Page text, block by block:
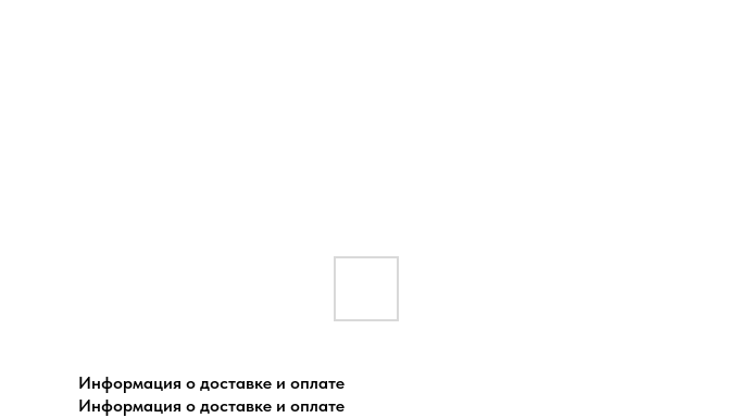
Информация о доставке и оплате
Информация о доставке и оплате